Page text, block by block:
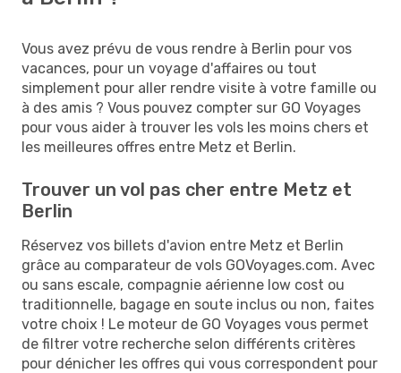
Vous avez prévu de vous rendre à Berlin pour vos
vacances, pour un voyage d'affaires ou tout
simplement pour aller rendre visite à votre famille ou
à des amis ? Vous pouvez compter sur GO Voyages
pour vous aider à trouver les vols les moins chers et
les meilleures offres entre Metz et Berlin.
Trouver un vol pas cher entre Metz et
Berlin
Réservez vos billets d'avion entre Metz et Berlin
grâce au comparateur de vols GOVoyages.com. Avec
ou sans escale, compagnie aérienne low cost ou
traditionnelle, bagage en soute inclus ou non, faites
votre choix ! Le moteur de GO Voyages vous permet
de filtrer votre recherche selon différents critères
pour dénicher les offres qui vous correspondent pour